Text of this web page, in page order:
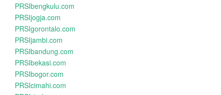
PRSIbengkulu.com
PRSIjogja.com
PRSIgorontalo.com
PRSIjambi.com
PRSIbandung.com
PRSIbekasi.com
PRSIbogor.com
PRSIcimahi.com